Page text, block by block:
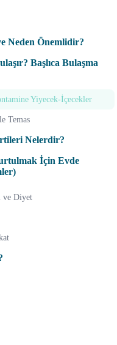
Neden Önemlidir?
Başlıca Bulaşma
Yiyecek-İçecekler
Temas
Nelerdir?
İçin Evde
ve Diyet